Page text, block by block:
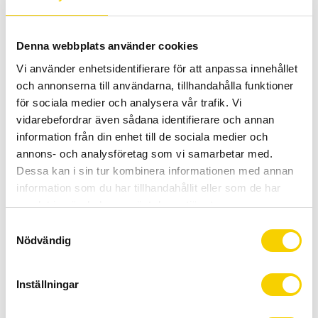
Denna webbplats använder cookies
Vi använder enhetsidentifierare för att anpassa innehållet
och annonserna till användarna, tillhandahålla funktioner
för sociala medier och analysera vår trafik. Vi
vidarebefordrar även sådana identifierare och annan
information från din enhet till de sociala medier och
annons- och analysföretag som vi samarbetar med.
Dessa kan i sin tur kombinera informationen med annan
information som du har tillhandahållit eller som de har
samlat in när du har använt deras tjänster.
Nödvändig
Inställningar
Fäste Thule För Vagn
Fäste Thule För Vagn
299:-
Hamax Universal Axel 12mm
Hamax Universal Axel 12mm
899:-